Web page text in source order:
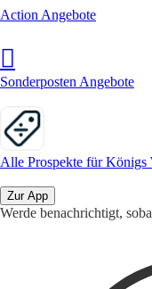
Action Angebote
Sonderposten Angebote
Alle Prospekte für Königs
Zur App
Werde benachrichtigt,